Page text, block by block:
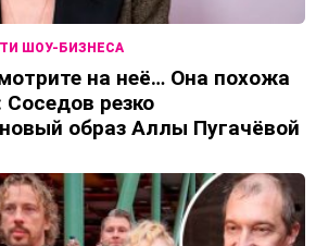
ШОУ-БИЗНЕСА
на неё… Она похожа
Соседов резко
образ Аллы Пугачёвой